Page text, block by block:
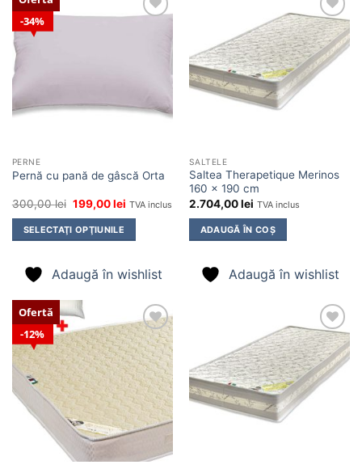
34%
PERNE
Pernă cu pană de gâscă Orta
300,00lei Prețul
inițial
a
fost:
300,00 lei.
199,00leiPrețul
TVA inclus
SELECTAŢI OPŢIUNILE
Adaugă în wishlist
Adaugă
în
wishlist
SALTELE
Saltea Therapetique Merinos
160 x 190 cm
2.704,00lei TVA inclus
ADAUGĂ ÎN COȘ
Adaugă în wishlist
12%
Ofertă
Adaugă
în
wishlist
Adaugă
în
wishlist